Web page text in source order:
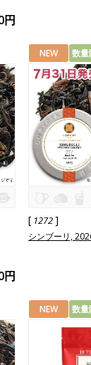
円
円
NEW 数量
[ 1272]
シンブーリ,
NEW 数量